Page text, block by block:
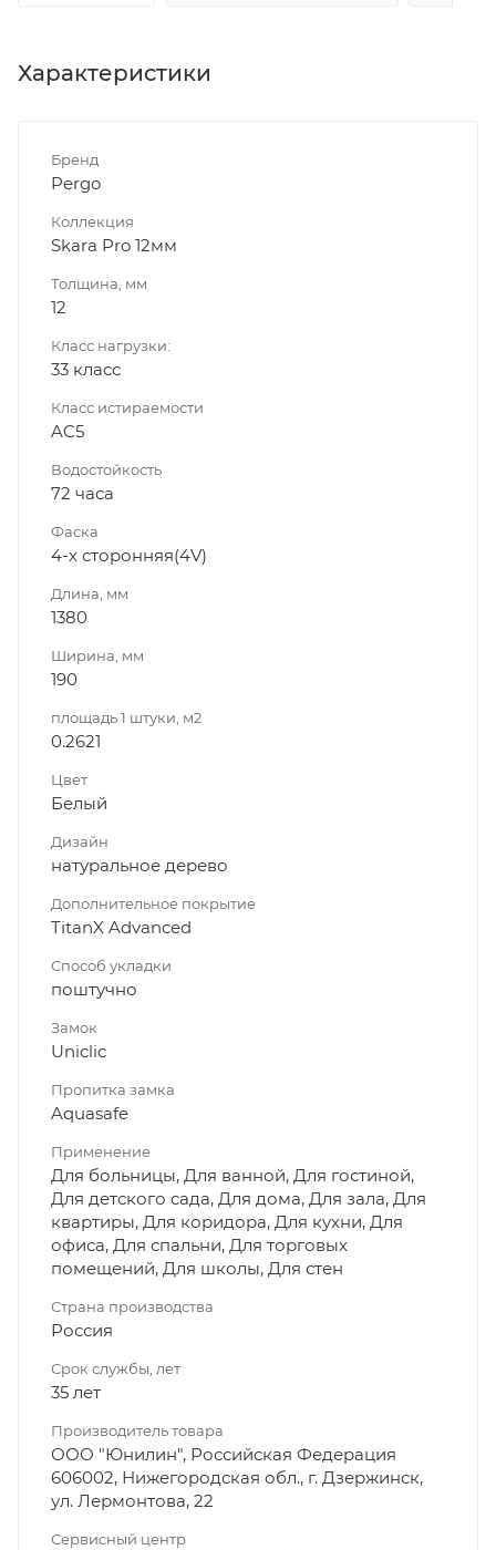
Характеристики
Бренд
Pergo
Коллекция
Skara Pro 12мм
Толщина, мм
12
Класс нагрузки:
33 класс
Класс истираемости
AC5
Водостойкость
72 часа
Фаска
4-х сторонняя(4V)
Длина, мм
1380
Ширина, мм
190
площадь 1 штуки, м2
0.2621
Цвет
Белый
Дизайн
натуральное дерево
Дополнительное покрытие
TitanX Advanced
Способ укладки
поштучно
Замок
Uniclic
Пропитка замка
Aquasafe
Применение
Для больницы, Для ванной, Для гостиной,
Для детского сада, Для дома, Для зала, Для
квартиры, Для коридора, Для кухни, Для
офиса, Для спальни, Для торговых
помещений, Для школы, Для стен
Страна производства
Россия
Срок службы, лет
35 лет
Производитель товара
ООО "Юнилин", Российская Федерация
606002, Нижегородская обл., г. Дзержинск,
ул. Лермонтова, 22
Сервисный центр